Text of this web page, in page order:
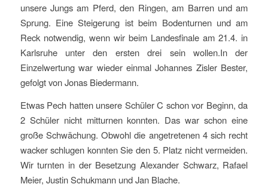
unsere Jungs am Pferd, den Ringen, am Barren und am
Sprung. Eine Steigerung ist beim Bodenturnen und am
Reck notwendig, wenn wir beim Landesfinale am 21.4. in
Karlsruhe unter den ersten drei sein wollen.In der
Einzelwertung war wieder einmal Johannes Zisler Bester,
gefolgt von Jonas Biedermann.
Etwas Pech hatten unsere Schüler C schon vor Beginn, da
2 Schüler nicht mitturnen konnten. Das war schon eine
große Schwächung. Obwohl die angetretenen 4 sich recht
wacker schlugen konnten Sie den 5. Platz nicht vermeiden.
Wir turnten in der Besetzung Alexander Schwarz, Rafael
Meier, Justin Schukmann und Jan Blache.